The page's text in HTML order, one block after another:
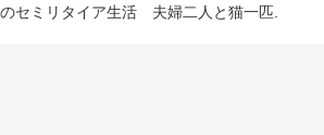
セミリタイア生活 夫婦二人と猫一匹.